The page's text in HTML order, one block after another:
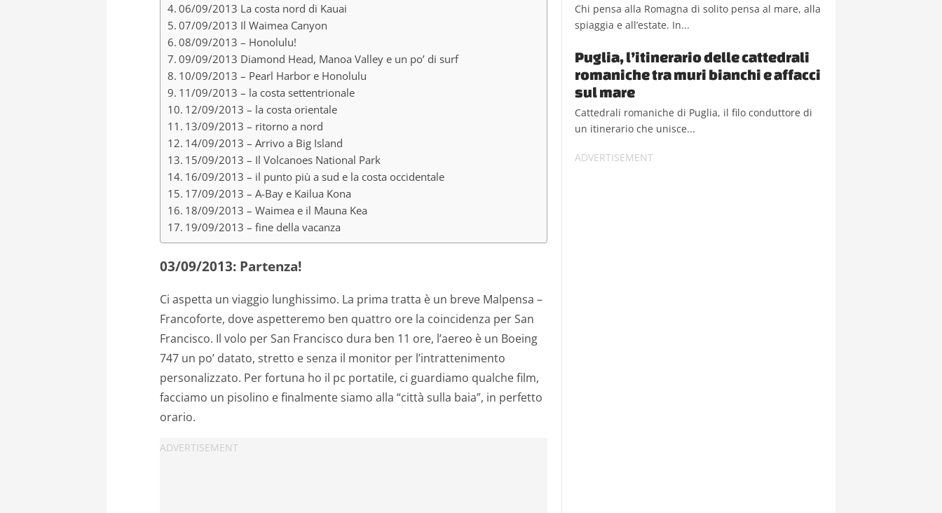
06/09/2013 La costa nord di Kauai
07/09/2013 Il Waimea Canyon
08/09/2013 – Honolulu!
09/09/2013 Diamond Head, Manoa Valley e un po’ di surf
10/09/2013 – Pearl Harbor e Honolulu
11/09/2013 – la costa settentrionale
12/09/2013 – la costa orientale
13/09/2013 – ritorno a nord
14/09/2013 – Arrivo a Big Island
15/09/2013 – Il Volcanoes National Park
16/09/2013 – il punto più a sud e la costa occidentale
17/09/2013 – A-Bay e Kailua Kona
18/09/2013 – Waimea e il Mauna Kea
19/09/2013 – fine della vacanza
03/09/2013: Partenza!
Ci aspetta un viaggio lunghissimo. La prima tratta è un breve Malpensa –
Francoforte, dove aspetteremo ben quattro ore la coincidenza per San
Francisco. Il volo per San Francisco dura ben 11 ore, l’aereo è un Boeing
747 un po’ datato, stretto e senza il monitor per l’intrattenimento
personalizzato. Per fortuna ho il pc portatile, ci guardiamo qualche film,
facciamo un pisolino e finalmente siamo alla “città sulla baia”, in perfetto
orario.
Chi pensa alla Romagna di solito pensa al mare, alla
spiaggia e all’estate. In...
Puglia, l’itinerario delle cattedrali
romaniche tra muri bianchi e affacci
sul mare
Cattedrali romaniche di Puglia, il filo conduttore di
un itinerario che unisce...